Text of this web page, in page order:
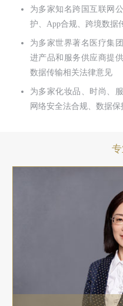
为多家知名跨国互联网
护、App合规、跨境数据
为多家世界著名医疗集
进产品和服务供应商提
数据传输相关法律意见
为多家化妆品、时尚、
网络安全法合规、数据